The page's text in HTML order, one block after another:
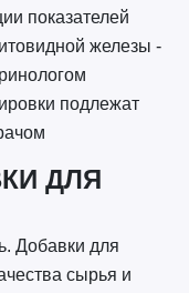
показателей
железы -
подлежат
ДЛЯ
Добавки для
сырья и